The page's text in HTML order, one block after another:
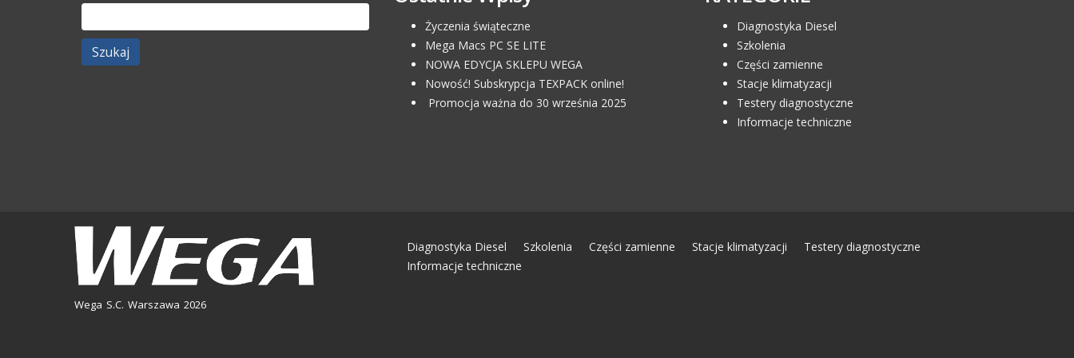
Szukaj:
Życzenia świąteczne
Mega Macs PC SE LITE
NOWA EDYCJA SKLEPU WEGA
Nowość! Subskrypcja TEXPACK online!
Promocja ważna do 30 września 2025
Diagnostyka Diesel
Szkolenia
Części zamienne
Stacje klimatyzacji
Testery diagnostyczne
Informacje techniczne
Wega S.C. Warszawa 2026
Diagnostyka Diesel Szkolenia Części zamienne Stacje klimatyzacji
Testery diagnostyczne
Informacje techniczne